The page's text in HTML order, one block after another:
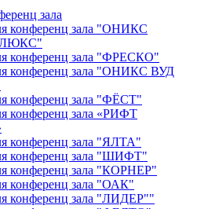
зала
конференц зала "ОНИКС
конференц зала "ФРЕСКО"
конференц зала "ОНИКС ВУД
конференц зала "ФЁСТ"
конференц зала «РИФТ
конференц зала "ЯЛТА"
конференц зала "ШИФТ"
конференц зала "КОРНЕР"
конференц зала "ОАК"
конференц зала "ЛИДЕР""